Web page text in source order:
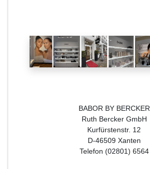
BABOR BY BERCKER
Ruth Bercker GmbH
Kurfürstenstr. 12
D-46509 Xanten
Telefon (02801) 6564